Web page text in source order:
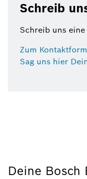
Schreib
Schreib uns
Zum
Sag uns hier
Deine Bosch